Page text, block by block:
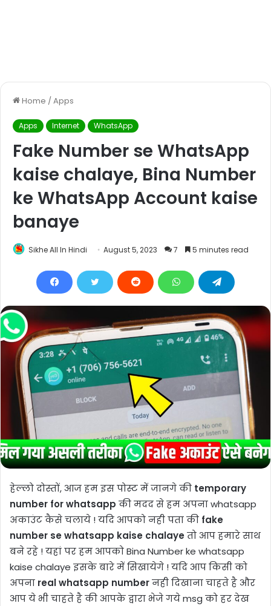
Home /Apps
Apps Internet WhatsApp
Fake Number se WhatsApp
kaise chalaye, Bina Number
ke WhatsApp Account kaise
banaye
Sikhe All In Hindi August 5, 2023 7 5 minutes read
हेल्लो दोस्तों, आज हम इस पोस्ट में जानगे की temporary
number for whatsapp की मदद से हम अपना whatsapp
अकाउंट कैसे चलाये ! यदि आपको नही पता की fake
number se whatsapp kaise chalayeतो आप हमारे साथ
बने रहे ! यहां पर हम आपको Bina Number ke whatsapp
kaise chalaye इसके बारे में सिखायेगे ! यदि आप किसी को
अपना real whatsapp numberनही दिखाना चाहते है और
आप ये भी चाहते है की आपके द्वारा भेजे गये msg को हर देख